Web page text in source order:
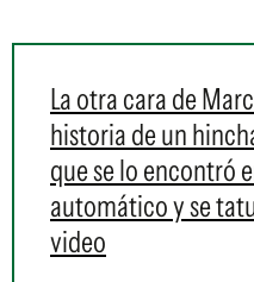
La otra cara de
historia de un
que se lo encontró
automático y se
video